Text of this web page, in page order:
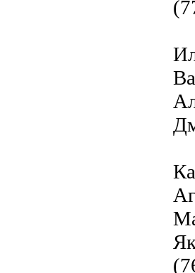
Кайдурова Александра Апександр. (63); Калабуховы: Агафья Ив. (100), Андрей Мих. (100),Иван Мих. (100), Мария Мих. (100) .Михаил Петр. (100); Каменнова Павла Яков.(41); Каменские: Афиноген Макс.(76), Евдокия Ив.(76), Любовь Макс.(76), Максимилиан Антон.(76). Надежда Никол. (76). Николай Макс.(76); Караичевы: Анастасия Моисеев. (60), Иван Фаддеев. (60),Фаддей